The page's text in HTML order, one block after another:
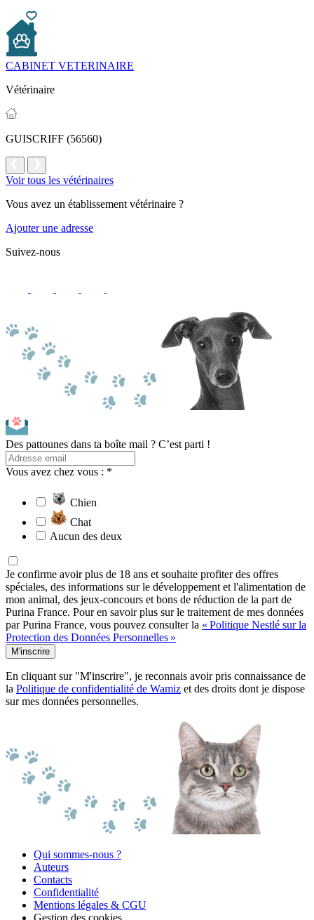
CABINET VETERINAIRE
Vétérinaire
GUISCRIFF (56560)
Voir tous les vétérinaires
Vous avez un établissement vétérinaire ?
Ajouter une adresse
Suivez-nous
Des pattounes dans ta boîte mail ? C’est parti !
Vous avez chez vous : *
Chien
Chat
Aucun des deux
Je confirme avoir plus de 18 ans et souhaite profiter des offres
spéciales, des informations sur le développement et l'alimentation de
mon animal, des jeux-concours et bons de réduction de la part de
Purina France. Pour en savoir plus sur le traitement de mes données
par Purina France, vous pouvez consulter la « Politique Nestlé sur la
Protection des Données Personnelles »
M'inscrire
En cliquant sur "M'inscrire", je reconnais avoir pris connaissance de
la Politique de confidentialité de Wamiz et des droits dont je dispose
sur mes données personnelles.
Qui sommes-nous ?
Auteurs
Contacts
Confidentialité
Mentions légales & CGU